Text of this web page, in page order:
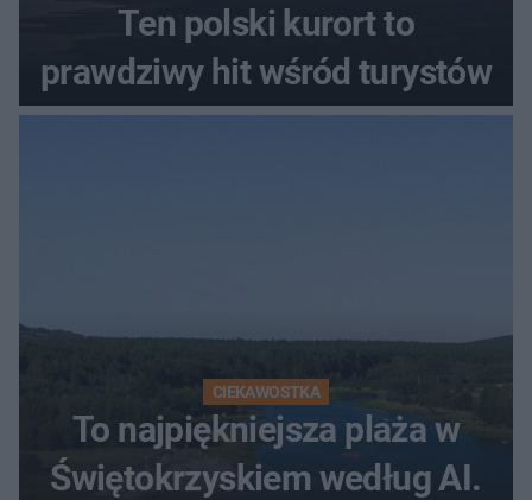
Ten polski kurort to
prawdziwy hit wśród turystów
CIEKAWOSTKA
To najpiękniejsza plaża w
Świętokrzyskiem według AI.